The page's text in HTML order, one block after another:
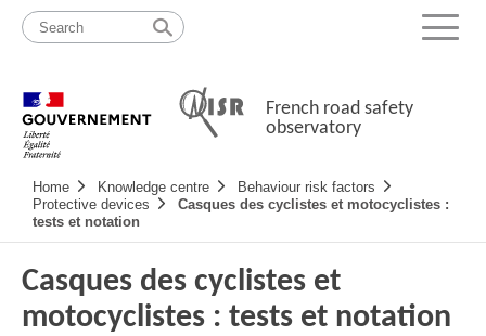
content
map
Menu
French road safety
observatory
Navigation
principale
Home Knowledge centre
Behaviour risk factors
Protective devices
Casques des cyclistes et motocyclistes :
tests et notation
Casques des cyclistes et
motocyclistes : tests et notation